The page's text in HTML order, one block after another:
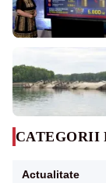
CATEGORII
Actualitate